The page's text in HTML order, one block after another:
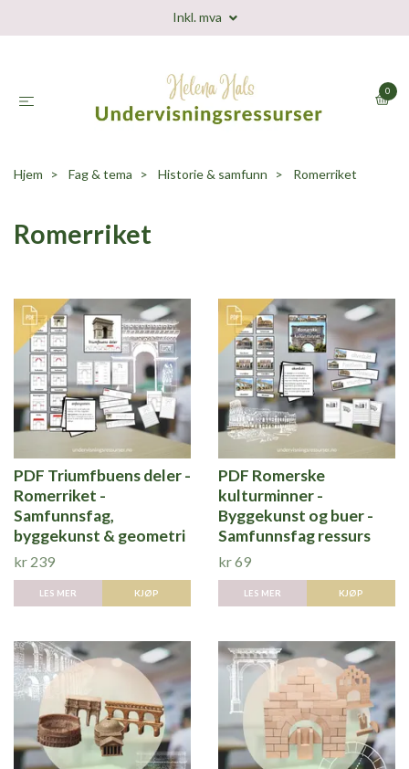
Inkl. mva
0
Hjem Fag & tema Historie & samfunn Romerriket
Romerriket
PDF Triumfbuens deler -
Romerriket -
Samfunnsfag,
byggekunst & geometri
kr 239
LES MER KJØP
PDF Romerske
kulturminner -
Byggekunst og buer -
Samfunnsfag ressurs
kr 69
LES MER KJØP